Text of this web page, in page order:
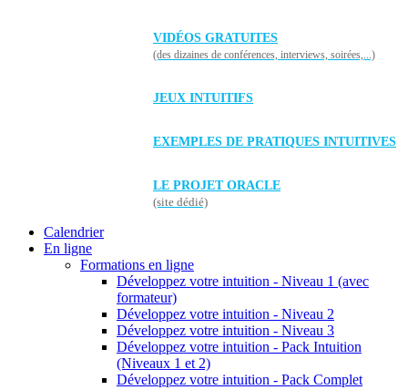
VIDÉOS GRATUITES
(des dizaines de conférences, interviews, soirées,...)
JEUX INTUITIFS
EXEMPLES DE PRATIQUES INTUITIVES
LE PROJET ORACLE
(site dédié)
Calendrier
En ligne
Formations en ligne
Développez votre intuition - Niveau 1 (avec
formateur)
Développez votre intuition - Niveau 2
Développez votre intuition - Niveau 3
Développez votre intuition - Pack Intuition
(Niveaux 1 et 2)
Développez votre intuition - Pack Complet